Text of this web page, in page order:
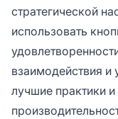
стратегической
использовать
взаимодействия и
лучшие практики